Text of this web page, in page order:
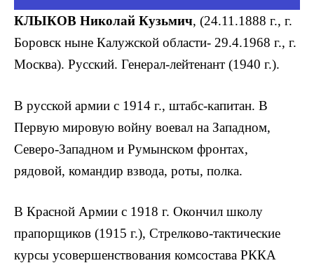
КЛЫКОВ Николай Кузьмич, (24.11.1888 г., г.
Боровск ныне Калужской области- 29.4.1968 г., г.
Москва). Русский. Генерал-лейтенант (1940 г.).
В русской армии с 1914 г., штабс-капитан. В
Первую мировую войну воевал на Западном,
Северо-Западном и Румынском фронтах,
рядовой, командир взвода, роты, полка.
В Красной Армии с 1918 г. Окончил школу
прапорщиков (1915 г.), Стрелково-тактические
курсы усовершенствования комсостава РККА